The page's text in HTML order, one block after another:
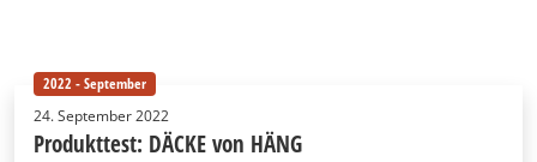
2022 - September
24. September 2022
Produkttest: DÄCKE von HÄNG